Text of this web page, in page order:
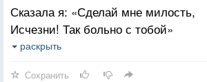
Сказала я: «Сделай мне милость,
Исчезни! Так больно с тобой»
«Нет, я навсегда поселилась,
раскрыть
Сохранить